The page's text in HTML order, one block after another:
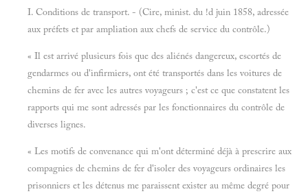
I. Conditions de transport. - (Cire, minist. du !d juin 1858, adressée
aux préfets et par ampliation aux chefs de service du contrôle.)
« Il est arrivé plusieurs fois que des aliénés dangereux, escortés de
gendarmes ou d'infirmiers, ont été transportés dans les voitures de
chemins de fer avec les autres voyageurs ; c'est ce que constatent les
rapports qui me sont adressés par les fonctionnaires du contrôle de
diverses lignes.
« Les motifs de convenance qui m'ont déterminé déjà à prescrire aux
compagnies de chemins de fer d'isoler des voyageurs ordinaires les
prisonniers et les détenus me paraissent exister au même degré pour